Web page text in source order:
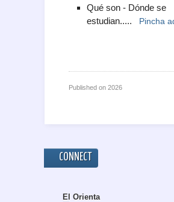
Qué son - Dónde se
estudian.....
Pincha
Published on 2026
CONNECT
El Orienta